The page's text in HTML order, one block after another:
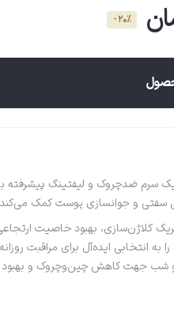
- 20٪
سرم ضدچروک و لیفتینگ پیشرفته
سفتی و جوانسازی پوست کمک
کلاژن‌سازی، بهبود خاصیت
به انتخابی ایده‌آل برای مراقبت
و شب جهت کاهش چین‌وچروک و